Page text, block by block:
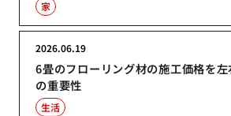
家
6畳のフローリング材の施工価格を
の重要性
2026.06.19
生活